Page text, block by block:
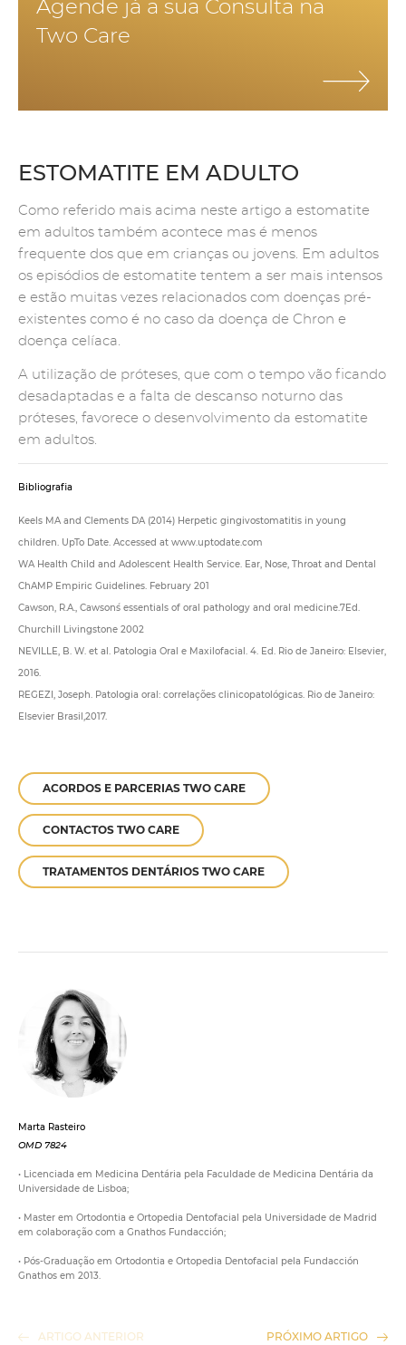
Agende já a sua Consulta na
Two Care
ESTOMATITE EM ADULTO
Como referido mais acima neste artigo a estomatite
em adultos também acontece mas é menos
frequente dos que em crianças ou jovens. Em adultos
os episódios de estomatite tentem a ser mais intensos
e estão muitas vezes relacionados com doenças pré-
existentes como é no caso da doença de Chron e
doença celíaca.
A utilização de próteses, que com o tempo vão ficando
desadaptadas e a falta de descanso noturno das
próteses, favorece o desenvolvimento da estomatite
em adultos.
Bibliografia
Keels MA and Clements DA (2014) Herpetic gingivostomatitis in young
children. UpTo Date. Accessed at www.uptodate.com
WA Health Child and Adolescent Health Service. Ear, Nose, Throat and Dental
ChAMP Empiric Guidelines. February 201
Cawson, R.A., Cawson´s essentials of oral pathology and oral medicine.7Ed.
Churchill Livingstone 2002
NEVILLE, B. W. et al. Patologia Oral e Maxilofacial. 4. Ed. Rio de Janeiro: Elsevier,
2016.
REGEZI, Joseph. Patologia oral: correlações clinicopatológicas. Rio de Janeiro:
Elsevier Brasil,2017.
ACORDOS E PARCERIAS TWO CARE
CONTACTOS TWO CARE
TRATAMENTOS DENTÁRIOS TWO CARE
Marta Rasteiro
OMD 7824
• Licenciada em Medicina Dentária pela Faculdade de Medicina Dentária da
Universidade de Lisboa;
• Master em Ortodontia e Ortopedia Dentofacial pela Universidade de Madrid
em colaboração com a Gnathos Fundacción;
• Pós-Graduação em Ortodontia e Ortopedia Dentofacial pela Fundacción
Gnathos em 2013.
ARTIGO ANTERIOR PRÓXIMO ARTIGO